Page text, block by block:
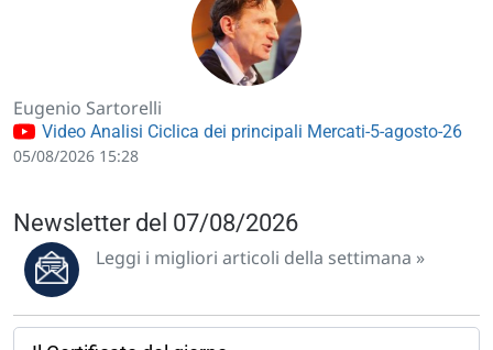
Eugenio Sartorelli
Video Analisi Ciclica dei principali Mercati-5-agosto-26
05/08/2026 15:28
Newsletter del 07/08/2026
Leggi i migliori articoli della settimana »